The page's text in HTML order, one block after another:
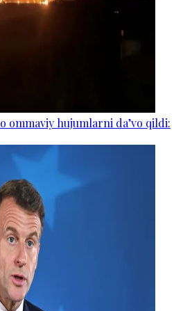
ommaviy hujumlarni da’vo qildi: